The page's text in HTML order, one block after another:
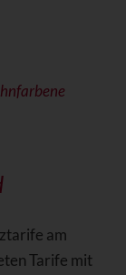
am
Tarife mit